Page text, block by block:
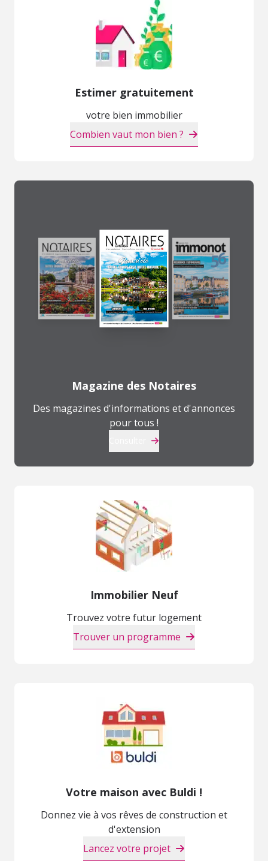
Estimer gratuitement
votre bien immobilier
Combien vaut mon bien ?
Magazine des Notaires
Des magazines d'informations et d'annonces
pour tous !
Immobilier Neuf
Trouvez votre futur logement
Trouver un programme
Votre maison avec Buldi !
Donnez vie à vos rêves de construction et
d'extension
Lancez votre projet